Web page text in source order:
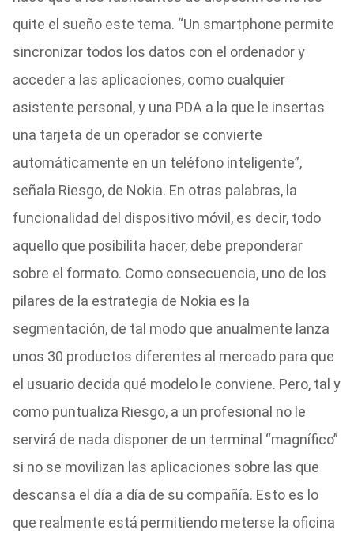
quite el sueño este tema. “Un smartphone permite
sincronizar todos los datos con el ordenador y
acceder a las aplicaciones, como cualquier
asistente personal, y una PDA a la que le insertas
una tarjeta de un operador se convierte
automáticamente en un teléfono inteligente”,
señala Riesgo, de Nokia. En otras palabras, la
funcionalidad del dispositivo móvil, es decir, todo
aquello que posibilita hacer, debe preponderar
sobre el formato. Como consecuencia, uno de los
pilares de la estrategia de Nokia es la
segmentación, de tal modo que anualmente lanza
unos 30 productos diferentes al mercado para que
el usuario decida qué modelo le conviene. Pero, tal y
como puntualiza Riesgo, a un profesional no le
servirá de nada disponer de un terminal “magnífico”
si no se movilizan las aplicaciones sobre las que
descansa el día a día de su compañía. Esto es lo
que realmente está permitiendo meterse la oficina